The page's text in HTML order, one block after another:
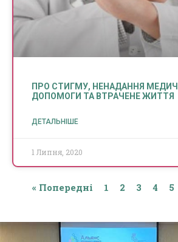
ПРО СТИГМУ, НЕНАДАННЯ
ДОПОМОГИ ТА ВТРАЧЕНЕ ЖИТТЯ
ДЕТАЛЬНІШЕ
1 Липня, 2020
« Попередні 1 2 3 4 5